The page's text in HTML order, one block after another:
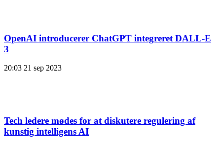
OpenAI introducerer ChatGPT integreret DALL-E
3
20:03 21 sep 2023
Tech ledere mødes for at diskutere regulering af
kunstig intelligens AI